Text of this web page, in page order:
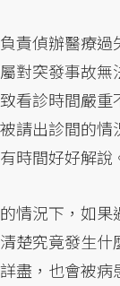
責偵辦醫療
對突發事故
看診時間嚴
請出診間的
時間好好解說
情況下，如
楚究竟發生
盡，也會被